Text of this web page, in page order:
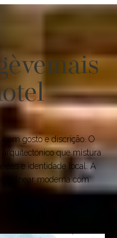
gosto e discrição. O
que mistura
e identidade local. A
balnear moderna com